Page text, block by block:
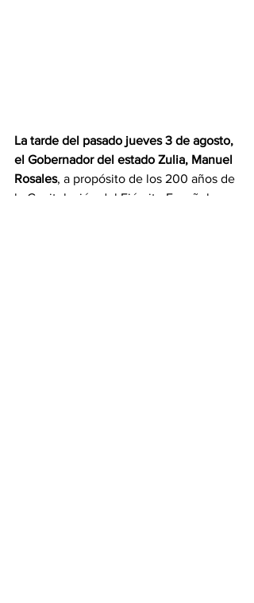
La tarde del pasado jueves 3 de agosto,
el Gobernador del estado Zulia, Manuel
Rosales, a propósito de los 200 años de
la Capitulación del Ejército Español,